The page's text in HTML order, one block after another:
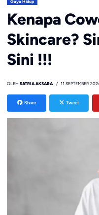
Gaya Hidup
Kenapa
Skincare?
Sini !!!
OLEH SATRIA AKSARA 11 SEPTEMBER
Share Tweet